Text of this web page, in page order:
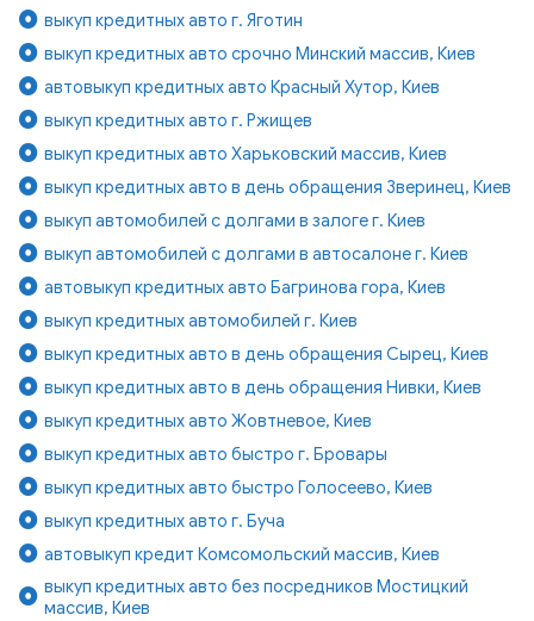
выкуп кредитных авто г. Яготин
выкуп кредитных авто срочно Минский массив, Киев
автовыкуп кредитных авто Красный Хутор, Киев
выкуп кредитных авто г. Ржищев
выкуп кредитных авто Харьковский массив, Киев
выкуп кредитных авто в день обращения Зверинец, Киев
выкуп автомобилей с долгами в залоге г. Киев
выкуп автомобилей с долгами в автосалоне г. Киев
автовыкуп кредитных авто Багринова гора, Киев
выкуп кредитных автомобилей г. Киев
выкуп кредитных авто в день обращения Сырец, Киев
выкуп кредитных авто в день обращения Нивки, Киев
выкуп кредитных авто Жовтневое, Киев
выкуп кредитных авто быстро г. Бровары
выкуп кредитных авто быстро Голосеево, Киев
выкуп кредитных авто г. Буча
автовыкуп кредит Комсомольский массив, Киев
выкуп кредитных авто без посредников Мостицкий
массив, Киев